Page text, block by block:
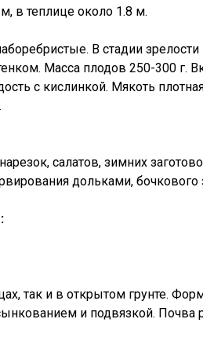
в теплице около 1.8 м.
В стадии
Масса плодов 250-300 г.
с кислинкой. Мякоть
салатов, зимних
дольками, бочкового
так и в открытом грунте.
и подвязкой. Почва